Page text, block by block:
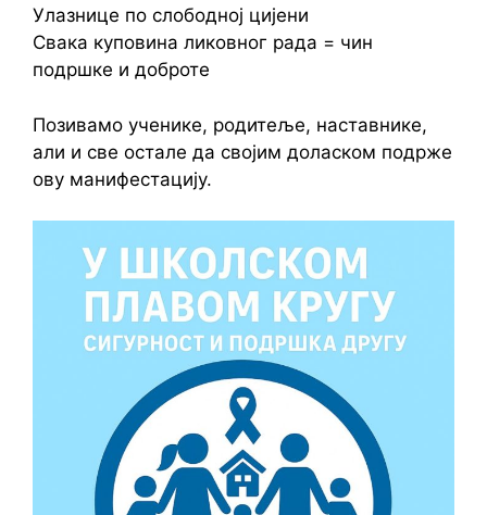
Улазнице по слободној цијени
Свака куповина ликовног рада = чин
подршке и доброте
Позивамо ученике, родитеље, наставнике,
али и све остале да својим доласком подрже
ову манифестацију.